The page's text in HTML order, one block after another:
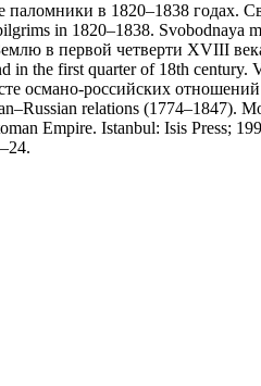
в 1820–1838 годах.
in 1820–1838. Svobodnaya
в первой четверти XVIII
the first quarter of 18th century.
османо-российских
relations (1774–1847).
Empire. Istanbul: Isis Press;